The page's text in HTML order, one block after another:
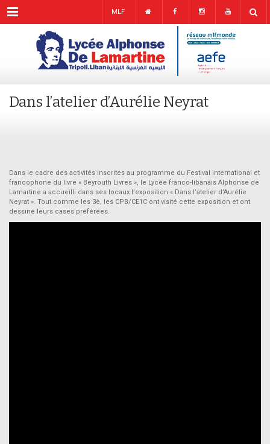
Menu MLF
Dans l’atelier d’Aurélie Neyrat
Dans le cadre des activités inscrites au programme du Festival international et
francophone du livre « Beyrouth Livres », le Lycée franco-libanais Alphonse de
Lamartine a accueilli dans ses locaux l’exposition « Dans l’atelier d’Aurélie
Neyrat ». Tout comme les 3è, les CPB/CE1C ont visité cette exposition et ont
dessiné leurs cases préférées.